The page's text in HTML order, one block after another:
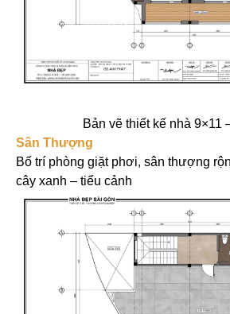
Bản vẽ thiết kế nhà 9×11
Sân Thượng
Bố trí phòng giặt phơi, sân thượng
cây xanh – tiểu cảnh